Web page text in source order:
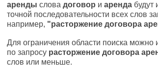
аренды слова договор и аренда будут
точной последовательности всех слов
например, "расторжение договора
Для ограничения области поиска
по запросу расторжение договора
слов или меньше.